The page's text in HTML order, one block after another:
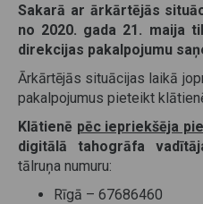
Sakarā ar ārkārtējās
no 2020. gada 21. maija
direkcijas pakalpojumu
Ārkārtējās situācijas laikā
pakalpojumus pieteikt
Klātienē pēc iepriekšēja
digitālā tahogrāfa
tālruņa numuru:
Rīgā – 67686460